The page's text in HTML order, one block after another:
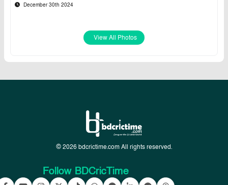
December 30th 2024
View All Photos
© 2026 bdcrictime.com All rights reserved.
Follow BDCricTime